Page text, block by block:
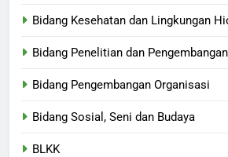
Bidang Kesehatan dan Lingkungan
Bidang Penelitian dan Pengembangan
Bidang Pengembangan Organisasi
Bidang Sosial, Seni dan Budaya
BLKK